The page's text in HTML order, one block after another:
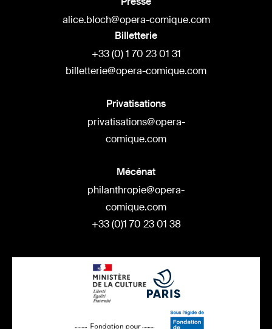
alice.bloch@opera-comique.com
Billetterie
+33 (0) 1 70 23 01 31
billetterie@opera-comique.com
Privatisations
privatisations@opera-
comique.com
Mécénat
philanthropie@opera-
comique.com
+33 (0)1 70 23 01 38